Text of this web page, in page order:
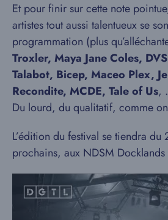
Et pour finir sur cette note
artistes tout aussi talentueux se
programmation (plus
Troxler, Maya Jane Coles,
Talabot, Bicep, Maceo Plex,
Recondite, MCDE, Tale of Us,
Du lourd, du qualitatif, comme on
L’édition du festival se tiendra du
prochains, aux NDSM Docklands